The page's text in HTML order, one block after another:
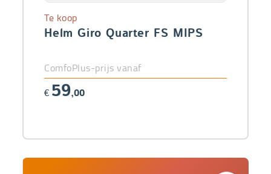
Helm Giro Quarter FS MIPS
Te koop
ComfoPlus-prijs vanaf
€ 59,00